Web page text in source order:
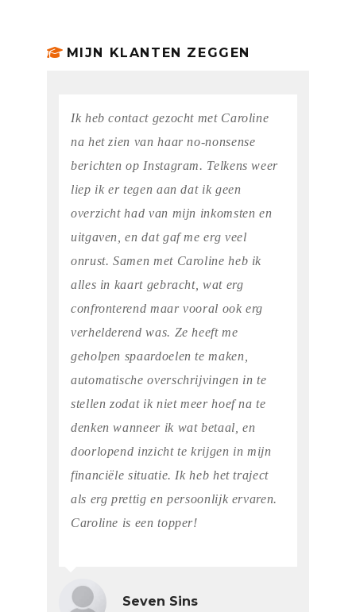
MIJN KLANTEN ZEGGEN
Ik heb contact gezocht met Caroline
na het zien van haar no-nonsense
berichten op Instagram. Telkens weer
liep ik er tegen aan dat ik geen
overzicht had van mijn inkomsten en
uitgaven, en dat gaf me erg veel
onrust. Samen met Caroline heb ik
alles in kaart gebracht, wat erg
confronterend maar vooral ook erg
verhelderend was. Ze heeft me
geholpen spaardoelen te maken,
automatische overschrijvingen in te
stellen zodat ik niet meer hoef na te
denken wanneer ik wat betaal, en
doorlopend inzicht te krijgen in mijn
financiële situatie. Ik heb het traject
als erg prettig en persoonlijk ervaren.
Caroline is een topper!
Seven Sins